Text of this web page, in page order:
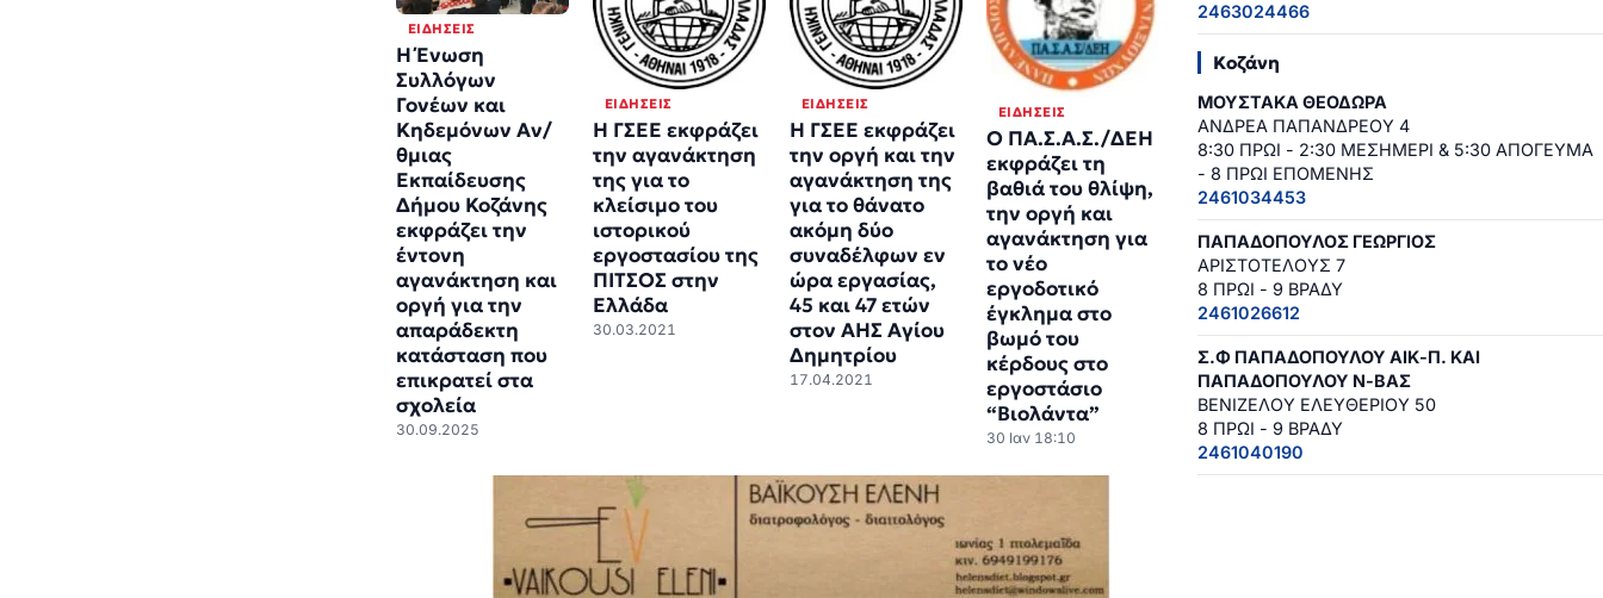
ΕΙΔΉΣΕΙΣ
Η Ένωση
Συλλόγων
Γονέων και
Κηδεμόνων Αν/
θμιας
Εκπαίδευσης
Δήμου Κοζάνης
εκφράζει την
έντονη
αγανάκτηση και
οργή για την
απαράδεκτη
κατάσταση που
επικρατεί στα
σχολεία
30.09.2025
ΕΙΔΉΣΕΙΣ
Η ΓΣΕΕ εκφράζει
την αγανάκτηση
της για το
κλείσιμο του
ιστορικού
εργοστασίου της
ΠΙΤΣΟΣ στην
Ελλάδα
30.03.2021
ΕΙΔΉΣΕΙΣ
Η ΓΣΕΕ εκφράζει
την οργή και την
αγανάκτηση της
για το θάνατο
ακόμη δύο
συναδέλφων εν
ώρα εργασίας,
45 και 47 ετών
στον ΑΗΣ Αγίου
Δημητρίου
17.04.2021
ΕΙΔΉΣΕΙΣ
Ο ΠΑ.Σ.Α.Σ./ΔΕΗ
εκφράζει τη
βαθιά του θλίψη,
την οργή και
αγανάκτηση για
το νέο
εργοδοτικό
έγκλημα στο
βωμό του
κέρδους στο
εργοστάσιο
“Βιολάντα”
30 Ιαν 18:10
2463024466
Κοζάνη
ΜΟΥΣΤΑΚΑ ΘΕΟΔΩΡΑ
ΑΝΔΡΕΑ ΠΑΠΑΝΔΡΕΟΥ 4
8:30 ΠΡΩΙ - 2:30 ΜΕΣΗΜΕΡΙ & 5:30 ΑΠΟΓΕΥΜΑ
- 8 ΠΡΩΙ ΕΠΟΜΕΝΗΣ
2461034453
ΠΑΠΑΔΟΠΟΥΛΟΣ ΓΕΩΡΓΙΟΣ
ΑΡΙΣΤΟΤΕΛΟΥΣ 7
8 ΠΡΩΙ - 9 ΒΡΑΔΥ
2461026612
Σ.Φ ΠΑΠΑΔΟΠΟΥΛΟΥ ΑΙΚ-Π. ΚΑΙ
ΠΑΠΑΔΟΠΟΥΛΟΥ Ν-ΒΑΣ
ΒΕΝΙΖΕΛΟΥ ΕΛΕΥΘΕΡΙΟΥ 50
8 ΠΡΩΙ - 9 ΒΡΑΔΥ
2461040190